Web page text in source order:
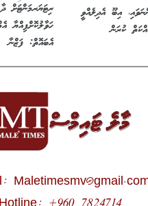
އިބޫ އެދިލެއްވީ
ކުރަން
ރިޓަޔަރމަންޓަށް
ހަވާލުކޮށްފިއްޔާ
އެބައޮތް: ފަޒްނާ